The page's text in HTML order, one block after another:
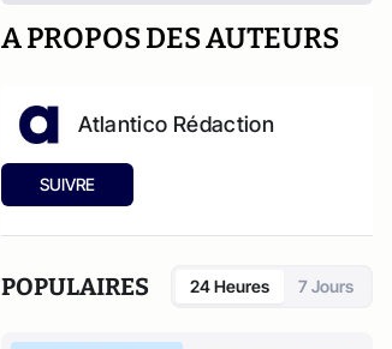
A PROPOS DES AUTEURS
Atlantico Rédaction
SUIVRE
POPULAIRES 24 Heures 7 Jours